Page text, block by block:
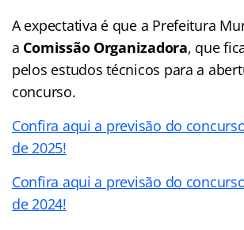
A expectativa é que a Prefeitura
a Comissão Organizadora, que
pelos estudos técnicos para a
concurso.
Confira aqui a previsão do
de 2025!
Confira aqui a previsão do
de 2024!